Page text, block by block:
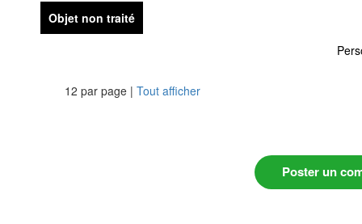
Objet non traité
12 par page | Tout afficher
Poster un